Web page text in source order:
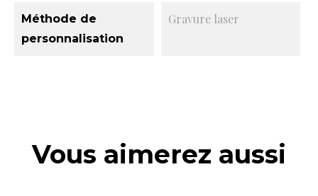
Méthode de
personnalisation
Gravure laser
Vous aimerez aussi